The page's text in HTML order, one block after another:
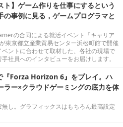
ト】ゲーム作りを仕事にするという
の事例に見る，ゲームプログラマと
の合同による就活イベント「キャリア
東京都立産業貿易センター浜松町館で開催
ントに合わせて取材した、各社の現場で
社員へのインタビューをお届けします。
『Forza Horizon 6』をプレイ。ハ
ラー×クラウドゲーミングの底力を体
し。グラフィックスはもちろん最高設定